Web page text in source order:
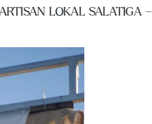
LOKAL SALATIGA –